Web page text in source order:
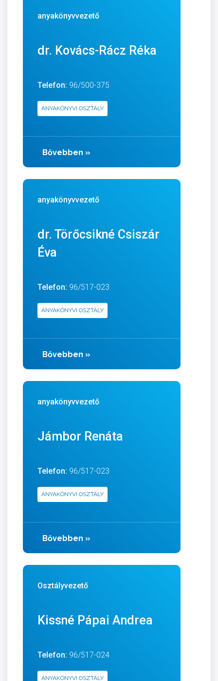
anyakönyvvezető
dr. Kovács-Rácz Réka
Telefon: 96/500-375
ANYAKÖNYVI OSZTÁLY
Bővebben »
anyakönyvvezető
dr. Törőcsikné Csiszár
Éva
Telefon: 96/517-023
ANYAKÖNYVI OSZTÁLY
Bővebben »
anyakönyvvezető
Jámbor Renáta
Telefon: 96/517-023
ANYAKÖNYVI OSZTÁLY
Bővebben »
Osztályvezető
Kissné Pápai Andrea
Telefon: 96/517-024
ANYAKÖNYVI OSZTÁLY